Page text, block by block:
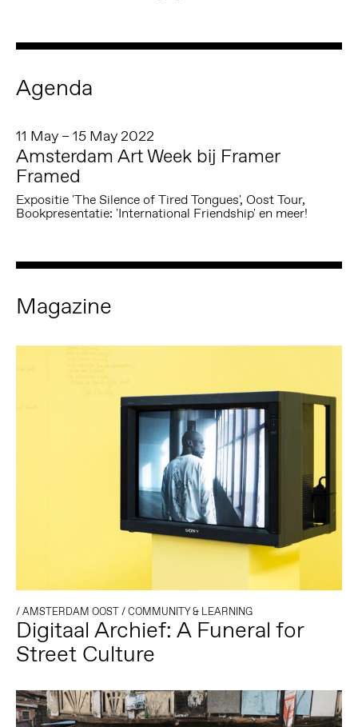
Agenda
11 May – 15 May 2022
Amsterdam Art Week bij Framer
Framed
Expositie 'The Silence of Tired Tongues', Oost Tour,
Bookpresentatie: 'International Friendship' en meer!
Magazine
/AMSTERDAM OOST/COMMUNITY & LEARNING
Digitaal Archief: A Funeral for
Street Culture